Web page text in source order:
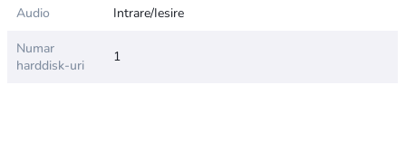
Audio Intrare/Iesire
Numar
harddisk-uri
1